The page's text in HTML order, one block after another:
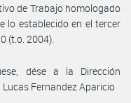
de Trabajo homologado
lo establecido en el tercer
(t.o. 2004).
dése a la Dirección
Fernandez Aparicio